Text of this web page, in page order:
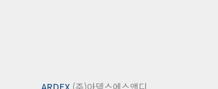
ARDEX (주)아덱스에스앤디